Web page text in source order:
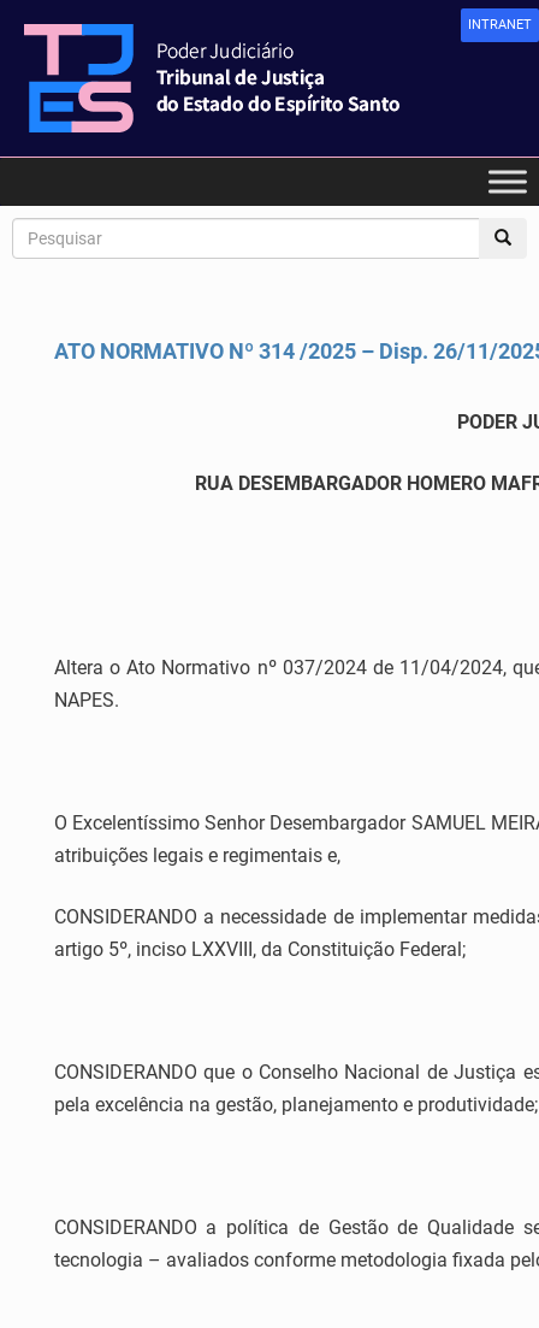
INTRANET
ATO NORMATIVO Nº 314 /2025 – Disp. 26/11/
PODER
RUA DESEMBARGADOR HOMERO
Altera o Ato Normativo nº 037/2024 de 11/04/2024,
NAPES.
O Excelentíssimo Senhor Desembargador SAMUEL
atribuições legais e regimentais e,
CONSIDERANDO a necessidade de implementar
artigo 5º, inciso LXXVIII, da Constituição Federal;
CONSIDERANDO que o Conselho Nacional de
pela excelência na gestão, planejamento e produtividade;
CONSIDERANDO a política de Gestão de
tecnologia – avaliados conforme metodologia fixada